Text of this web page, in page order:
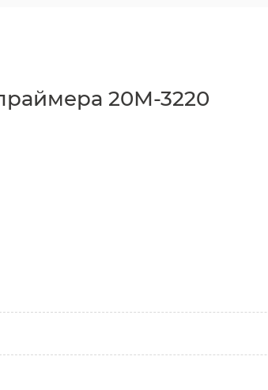
20М-3220